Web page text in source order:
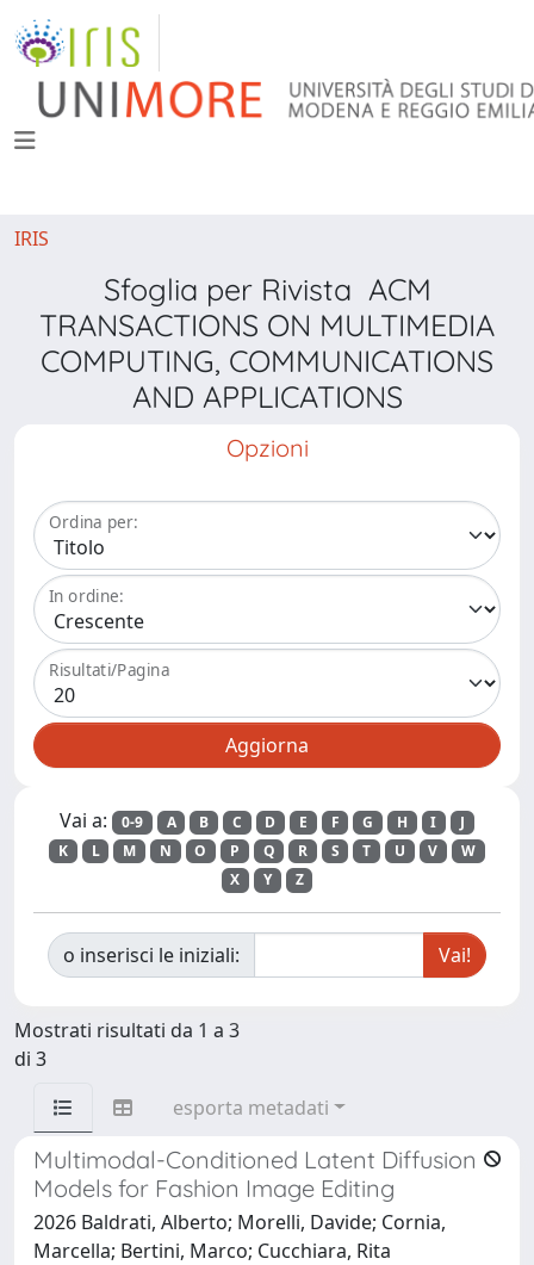
IRIS
Sfoglia per Rivista ACM
TRANSACTIONS ON MULTIMEDIA
COMPUTING, COMMUNICATIONS
AND APPLICATIONS
Opzioni
Ordina per:
In ordine:
Risultati/Pagina
Vai a: 0-9 A B C D E F G H I
J
K
L M N O P Q R S T U V
W
X
Y Z
o inserisci le iniziali:
Mostrati risultati da 1 a 3
di 3
esporta metadati
Multimodal-Conditioned Latent Diffusion
Models for Fashion Image Editing
2026 Baldrati, Alberto; Morelli, Davide; Cornia,
Marcella; Bertini, Marco; Cucchiara, Rita